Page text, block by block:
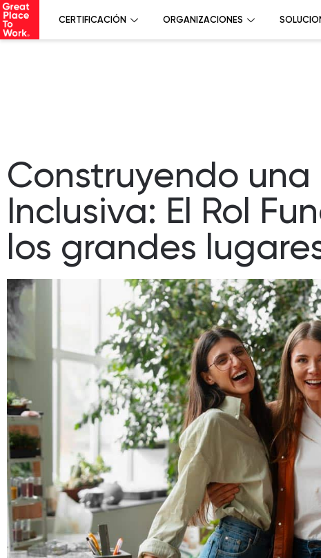
CERTIFICACIÓN ORGANIZACIONES
Construyendo
Inclusiva: El Rol
los grandes